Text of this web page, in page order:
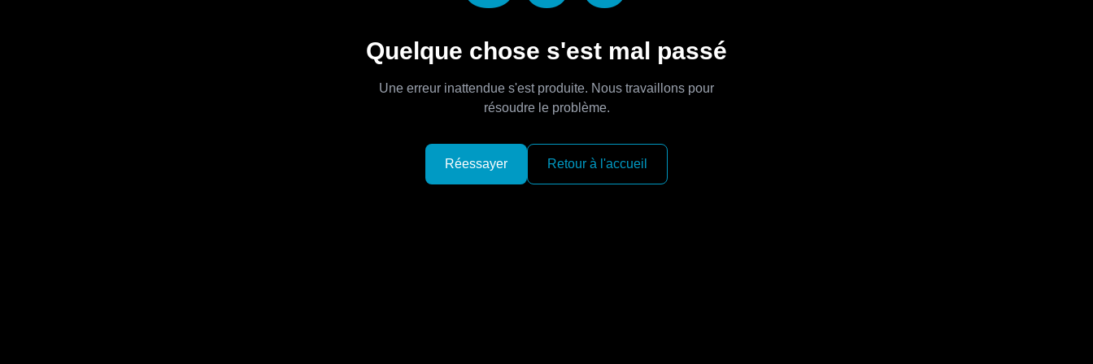
Quelque chose s'est mal passé
Une erreur inattendue s'est produite. Nous travaillons pour
résoudre le problème.
Réessayer Retour à l'accueil